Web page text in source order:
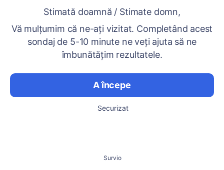
Stimată doamnă / Stimate domn,
Vă mulțumim că ne-ați vizitat. Completând acest
sondaj de 5-10 minute ne veți ajuta să ne
îmbunătățim rezultatele.
A începe
Securizat
Survio